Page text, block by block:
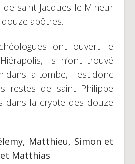
de saint Jacques le Mineur
douze apôtres.
ont ouvert le
ils n’ont trouvé
dans la tombe, il est donc
restes de saint Philippe
dans la crypte des douze
Matthieu, Simon et
et Matthias